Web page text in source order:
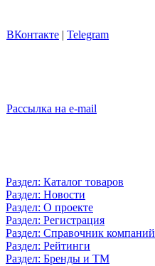
ВКонтакте | Telegram
Рассылка на e-mail
Раздел: Каталог товаров
Раздел: Новости
Раздел: О проекте
Раздел: Регистрация
Раздел: Справочник компаний
Раздел: Рейтинги
Раздел: Бренды и ТМ